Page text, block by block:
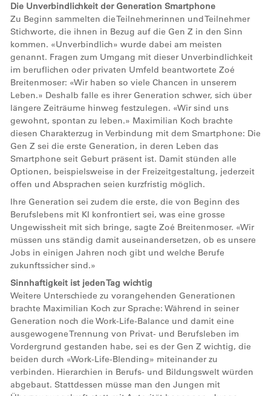
Die Unverbindlichkeit der Generation Smartphone
Zu Beginn sammelten die Teilnehmerinnen und Teilnehmer
Stichworte, die ihnen in Bezug auf die Gen Z in den Sinn
kommen. «Unverbindlich» wurde dabei am meisten
genannt. Fragen zum Umgang mit dieser Unverbindlichkeit
im beruflichen oder privaten Umfeld beantwortete Zoé
Breitenmoser: «Wir haben so viele Chancen in unserem
Leben.» Deshalb falle es ihrer Generation schwer, sich über
längere Zeiträume hinweg festzulegen. «Wir sind uns
gewohnt, spontan zu leben.» Maximilian Koch brachte
diesen Charakterzug in Verbindung mit dem Smartphone: Die
Gen Z sei die erste Generation, in deren Leben das
Smartphone seit Geburt präsent ist. Damit stünden alle
Optionen, beispielsweise in der Freizeitgestaltung, jederzeit
offen und Absprachen seien kurzfristig möglich.
Ihre Generation sei zudem die erste, die von Beginn des
Berufslebens mit KI konfrontiert sei, was eine grosse
Ungewissheit mit sich bringe, sagte Zoé Breitenmoser. «Wir
müssen uns ständig damit auseinandersetzen, ob es unsere
Jobs in einigen Jahren noch gibt und welche Berufe
zukunftssicher sind.»
Sinnhaftigkeit ist jeden Tag wichtig
Weitere Unterschiede zu vorangehenden Generationen
brachte Maximilian Koch zur Sprache: Während in seiner
Generation noch die Work-Life-Balance und damit eine
ausgewogene Trennung von Privat- und Berufsleben im
Vordergrund gestanden habe, sei es der Gen Z wichtig, die
beiden durch «Work-Life-Blending» miteinander zu
verbinden. Hierarchien in Berufs- und Bildungswelt würden
abgebaut. Stattdessen müsse man den Jungen mit